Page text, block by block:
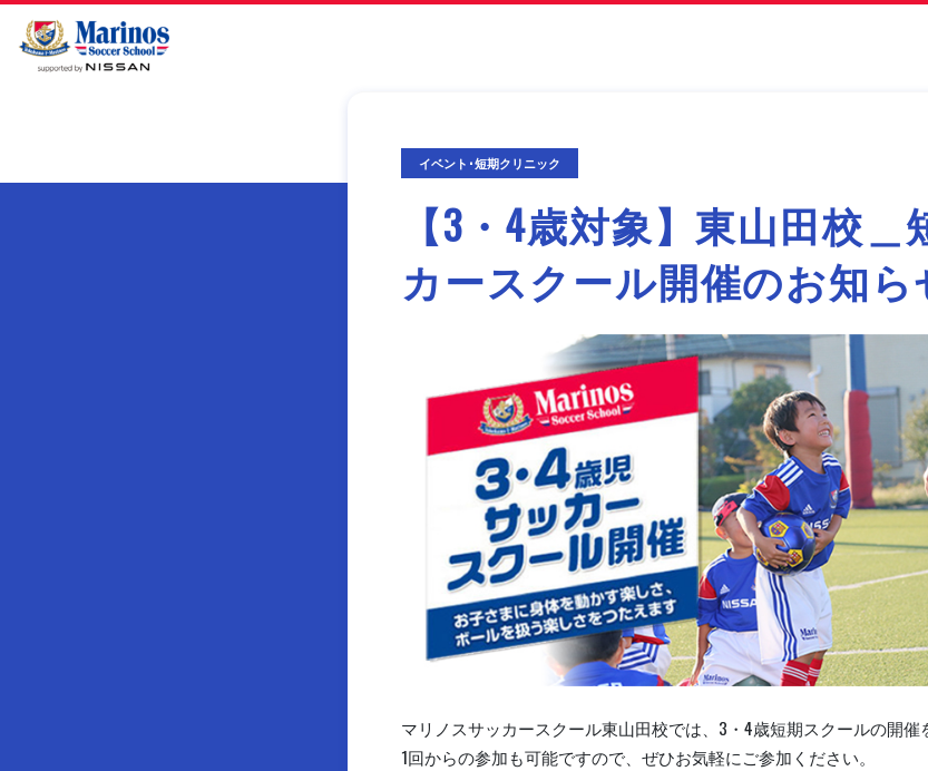
イベント･短期クリニック
【3・4歳対象】東山田校＿
カースクール開催のお知ら
マリノスサッカースクール東山田校では、3・4歳短期スクールの開催
1回からの参加も可能ですので、ぜひお気軽にご参加ください。